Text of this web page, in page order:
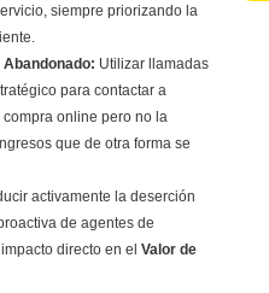
siempre priorizando la
Utilizar llamadas
para contactar a
online pero no la
que de otra forma se
activamente la deserción
de agentes de
directo en el Valor de